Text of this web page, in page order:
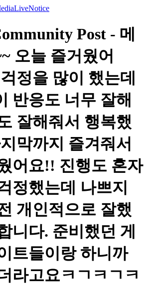
LiveNotice
Post - 메
오늘 즐거웠어
정을 많이 했는데
반응도 너무 잘해
잘해줘서 행복했
막까지 즐겨줘서
어요!! 진행도 혼자
정했는데 나쁘지
개인적으로 잘했
니다. 준비했던 게
트들이랑 하니까
라고요ㅋㄱㅋㄱㅋ